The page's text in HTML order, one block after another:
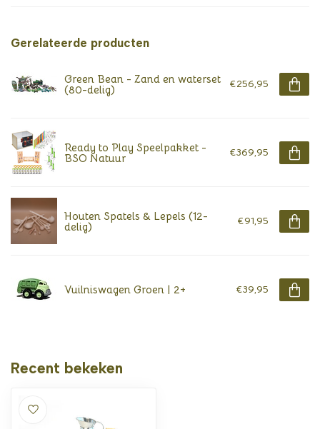
Gerelateerde producten
Green Bean - Zand en waterset
(80-delig) €256,95
Ready to Play Speelpakket -
BSO Natuur €369,95
Houten Spatels & Lepels (12-
delig) €91,95
Vuilniswagen Groen | 2+ €39,95
Recent bekeken